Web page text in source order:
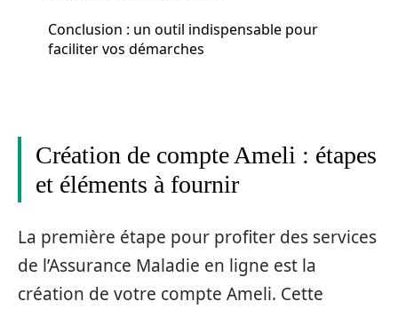
Conclusion : un outil indispensable pour
faciliter vos démarches
Création de compte Ameli : étapes
et éléments à fournir
La première étape pour profiter des services
de l’Assurance Maladie en ligne est la
création de votre compte Ameli. Cette